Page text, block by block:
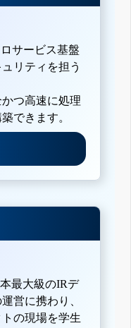
サービス基盤
リティを担う
つ高速に処理
できます。
最大級のIRデ
営に携わり、
の現場を学生